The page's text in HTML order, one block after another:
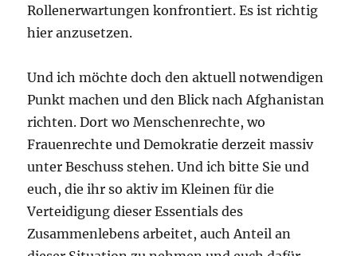
Rollenerwartungen konfrontiert. Es ist richtig
hier anzusetzen.
Und ich möchte doch den aktuell notwendigen
Punkt machen und den Blick nach Afghanistan
richten. Dort wo Menschenrechte, wo
Frauenrechte und Demokratie derzeit massiv
unter Beschuss stehen. Und ich bitte Sie und
euch, die ihr so aktiv im Kleinen für die
Verteidigung dieser Essentials des
Zusammenlebens arbeitet, auch Anteil an